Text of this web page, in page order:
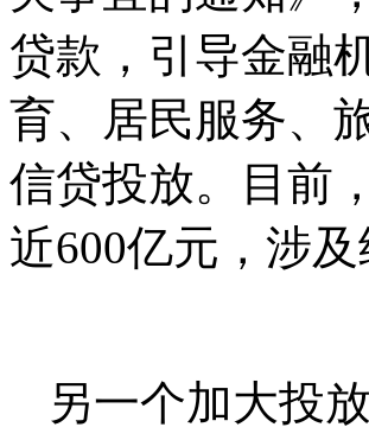
贷款，引导金融
育、居民服务、
信贷投放。目前
近600亿元，涉
另一个加大投